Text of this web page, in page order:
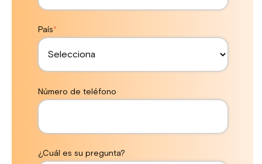
País*
Número de teléfono
¿Cuál es su pregunta?